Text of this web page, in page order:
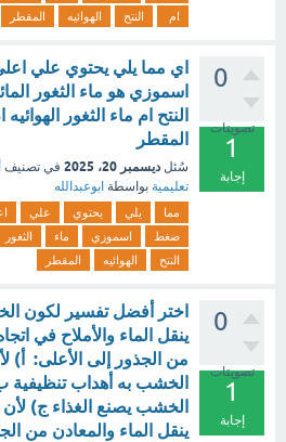
ام
النتح الهوائيه المقطر
0
تصويتات
1
إجابة
اي مما يلي يحتوي علي
اسموزي هو ماء الثغور
النتح ام ماء الثغور الهوائيه
المقطر
سُئل ديسمبر 20، 2025 في تصنيف
تعليمية بواسطة ابوعبدالله
مما يلي يحتوي علي
ضغط
اسموزي ماء الثغور
النتح
الهوائيه المقطر
0
تصويتات
1
إجابة
اختر أفضل تفسير لكون
ينقل الماء والأملاح في
من الجذور إلى الأعلى: أ)
الخشب به أهداب تنظيفية
الخشب يصنع الغذاء ج)
ينقل الماء والمعادن من